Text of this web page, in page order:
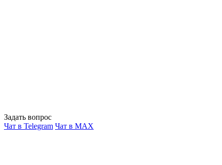
Задать вопрос
Чат в Telegram Чат в MAX